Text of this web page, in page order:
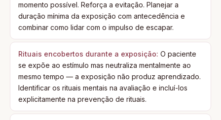
momento possível. Reforça a evitação. Planejar a
duração mínima da exposição com antecedência e
combinar como lidar com o impulso de escapar.
Rituais encobertos durante a exposição: O paciente
se expõe ao estímulo mas neutraliza mentalmente ao
mesmo tempo — a exposição não produz aprendizado.
Identificar os rituais mentais na avaliação e incluí-los
explicitamente na prevenção de rituais.